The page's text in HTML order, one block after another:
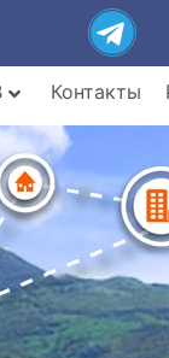
Контакты